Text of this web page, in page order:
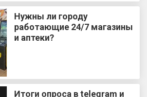
Нужны ли городу
работающие 24/7 магазины
и аптеки?
Итоги опроса в telegram и